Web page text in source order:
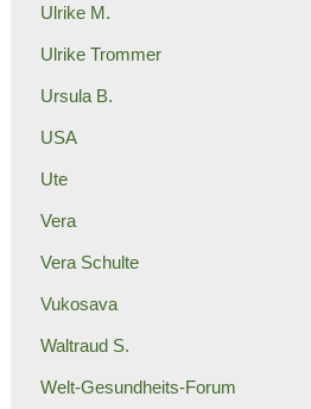
Ulrike M.
Ulrike Trommer
Ursula B.
USA
Ute
Vera
Vera Schulte
Vukosava
Waltraud S.
Welt-Gesundheits-Forum